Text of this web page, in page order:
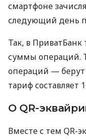
смартфоне
следующий день
Так, в ПриватБанк
суммы операций.
операций — берут
тариф составляет
О QR-
Вместе с тем QR-